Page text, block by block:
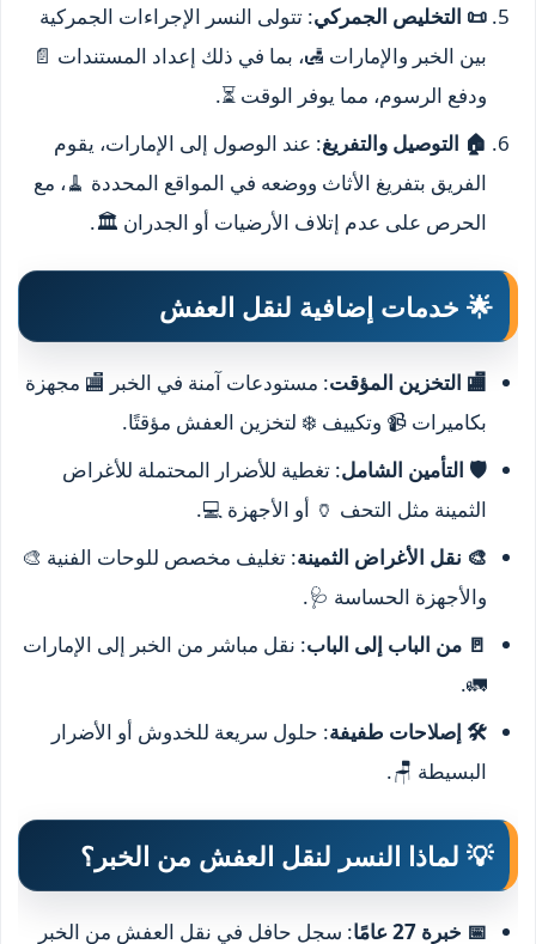
📜 التخليص الجمركي: تتولى النسر الإجراءات الجمركية
بين الخبر والإمارات 🛃، بما في ذلك إعداد المستندات 📄
ودفع الرسوم، مما يوفر الوقت ⏳.
🏠 التوصيل والتفريغ: عند الوصول إلى الإمارات، يقوم
الفريق بتفريغ الأثاث ووضعه في المواقع المحددة 🧹، مع
الحرص على عدم إتلاف الأرضيات أو الجدران 🏛️.
🌟 خدمات إضافية لنقل العفش
🏬 التخزين المؤقت: مستودعات آمنة في الخبر 🏬 مجهزة
بكاميرات 📹 وتكييف ❄️ لتخزين العفش مؤقتًا.
🛡️ التأمين الشامل: تغطية للأضرار المحتملة للأغراض
الثمينة مثل التحف 🏺 أو الأجهزة 💻.
🎨 نقل الأغراض الثمينة: تغليف مخصص للوحات الفنية 🎨
والأجهزة الحساسة 🩺.
🚪 من الباب إلى الباب: نقل مباشر من الخبر إلى الإمارات
🚛.
🛠️ إصلاحات طفيفة: حلول سريعة للخدوش أو الأضرار
البسيطة 🪑.
💡 لماذا النسر لنقل العفش من الخبر؟
📅 خبرة 27 عامًا : سجل حافل في نقل العفش من الخبر